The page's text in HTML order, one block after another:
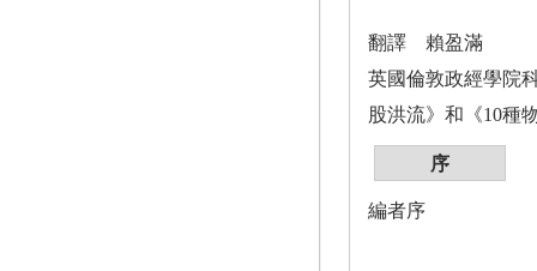
翻譯 賴盈滿
英國倫敦政經學院
股洪流》和《10種
序
編者序